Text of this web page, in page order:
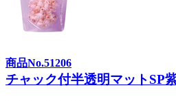
商品No.51206
チャック付半透明マットSP